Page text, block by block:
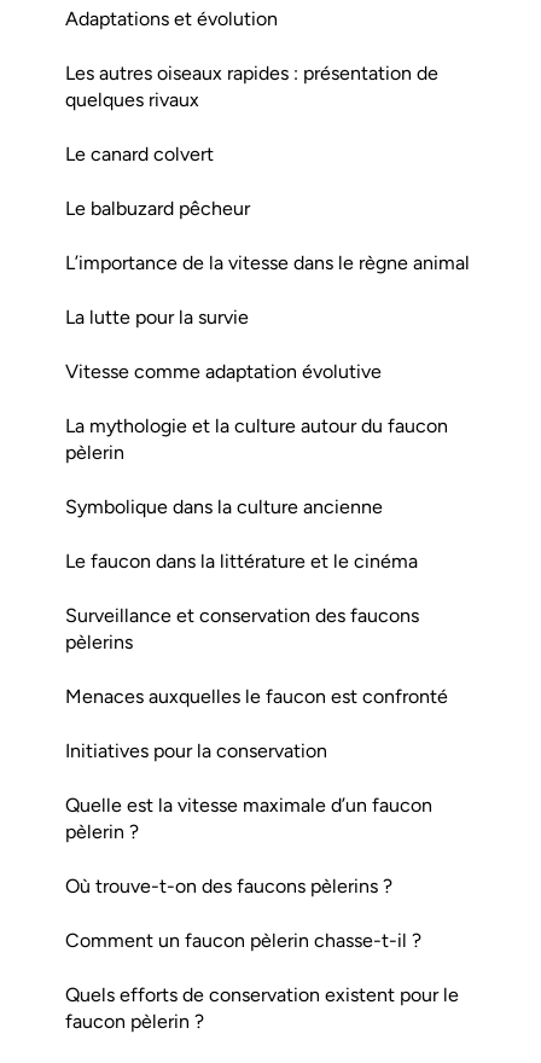
Adaptations et évolution
Les autres oiseaux rapides : présentation de
quelques rivaux
Le canard colvert
Le balbuzard pêcheur
L’importance de la vitesse dans le règne animal
La lutte pour la survie
Vitesse comme adaptation évolutive
La mythologie et la culture autour du faucon
pèlerin
Symbolique dans la culture ancienne
Le faucon dans la littérature et le cinéma
Surveillance et conservation des faucons
pèlerins
Menaces auxquelles le faucon est confronté
Initiatives pour la conservation
Quelle est la vitesse maximale d’un faucon
pèlerin ?
Où trouve-t-on des faucons pèlerins ?
Comment un faucon pèlerin chasse-t-il ?
Quels efforts de conservation existent pour le
faucon pèlerin ?